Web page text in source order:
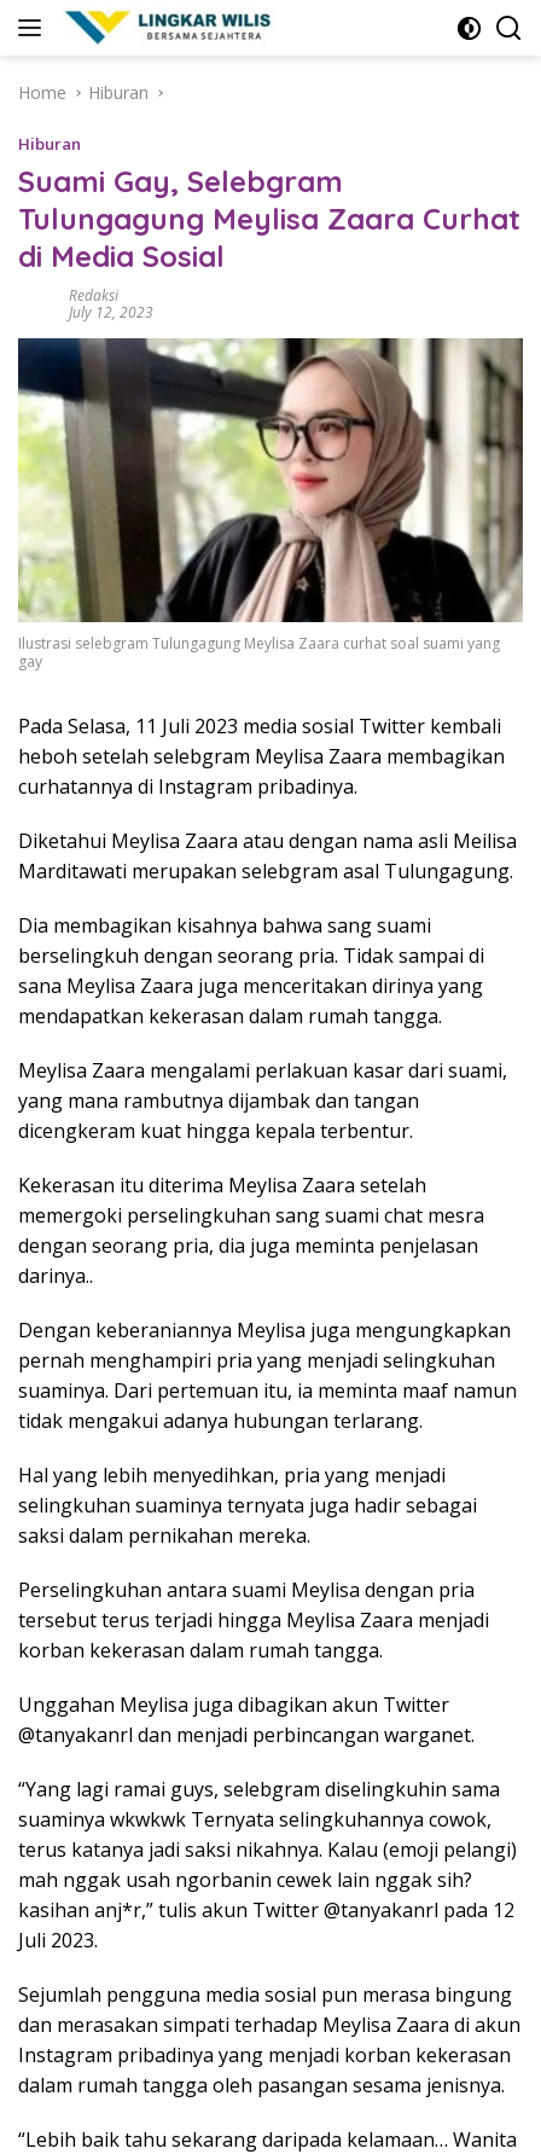
Home
Hiburan
Hiburan
Suami Gay, Selebgram
Tulungagung Meylisa Zaara Curhat
di Media Sosial
Redaksi
July 12, 2023
Ilustrasi selebgram Tulungagung Meylisa Zaara curhat soal suami yang
gay
Pada Selasa, 11 Juli 2023 media sosial Twitter kembali
heboh setelah selebgram Meylisa Zaara membagikan
curhatannya di Instagram pribadinya.
Diketahui Meylisa Zaara atau dengan nama asli Meilisa
Marditawati merupakan selebgram asal Tulungagung.
Dia membagikan kisahnya bahwa sang suami
berselingkuh dengan seorang pria. Tidak sampai di
sana Meylisa Zaara juga menceritakan dirinya yang
mendapatkan kekerasan dalam rumah tangga.
Meylisa Zaara mengalami perlakuan kasar dari suami,
yang mana rambutnya dijambak dan tangan
dicengkeram kuat hingga kepala terbentur.
Kekerasan itu diterima Meylisa Zaara setelah
memergoki perselingkuhan sang suami chat mesra
dengan seorang pria, dia juga meminta penjelasan
darinya..
Dengan keberaniannya Meylisa juga mengungkapkan
pernah menghampiri pria yang menjadi selingkuhan
suaminya. Dari pertemuan itu, ia meminta maaf namun
tidak mengakui adanya hubungan terlarang.
Hal yang lebih menyedihkan, pria yang menjadi
selingkuhan suaminya ternyata juga hadir sebagai
saksi dalam pernikahan mereka.
Perselingkuhan antara suami Meylisa dengan pria
tersebut terus terjadi hingga Meylisa Zaara menjadi
korban kekerasan dalam rumah tangga.
Unggahan Meylisa juga dibagikan akun Twitter
@tanyakanrl dan menjadi perbincangan warganet.
“Yang lagi ramai guys, selebgram diselingkuhin sama
suaminya wkwkwk Ternyata selingkuhannya cowok,
terus katanya jadi saksi nikahnya. Kalau (emoji pelangi)
mah nggak usah ngorbanin cewek lain nggak sih?
kasihan anj*r,” tulis akun Twitter @tanyakanrl pada 12
Juli 2023.
Sejumlah pengguna media sosial pun merasa bingung
dan merasakan simpati terhadap Meylisa Zaara di akun
Instagram pribadinya yang menjadi korban kekerasan
dalam rumah tangga oleh pasangan sesama jenisnya.
“Lebih baik tahu sekarang daripada kelamaan… Wanita